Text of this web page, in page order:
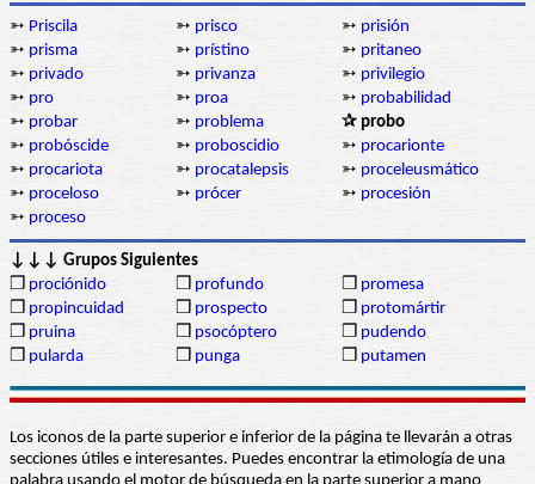
➳ Priscila ➳ prisco ➳ prisión
➳ prisma ➳ prístino ➳ pritaneo
➳ privado ➳ privanza ➳ privilegio
➳ pro ➳ proa ➳ probabilidad
➳ probar ➳ problema
✰ probo
➳ probóscide ➳ proboscidio ➳ procarionte
➳ procariota ➳ procatalepsis ➳ proceleusmático
➳ proceloso ➳ prócer ➳ procesión
➳ proceso
↓↓↓ Grupos Siguientes
❒ prociónido ❒ profundo ❒ promesa
❒ propincuidad ❒ prospecto ❒ protomártir
❒ pruina ❒ psocóptero ❒ pudendo
❒ pularda ❒ punga ❒ putamen
Los iconos de la parte superior e inferior de la página te llevarán a otras
secciones útiles e interesantes. Puedes encontrar la etimología de una